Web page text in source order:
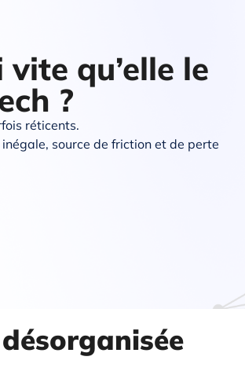
qu’elle le
?
réticents.
source de friction et de perte